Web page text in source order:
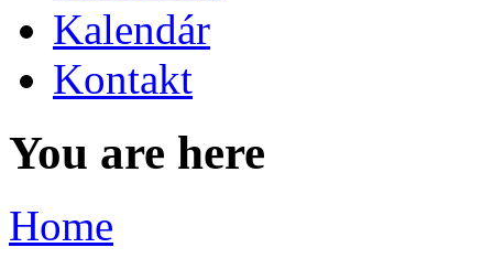
Kalendár
Kontakt
You are here
Home